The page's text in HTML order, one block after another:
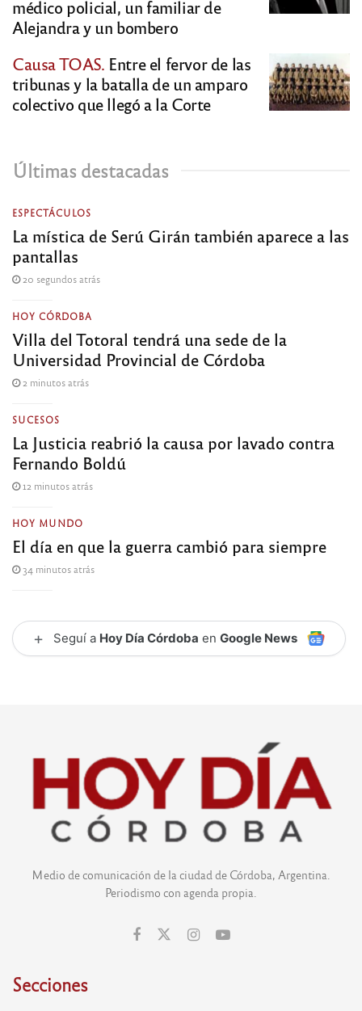
médico policial, un familiar de
Alejandra y un bombero
Causa TOAS. Entre el fervor de las
tribunas y la batalla de un amparo
colectivo que llegó a la Corte
Últimas destacadas
ESPECTÁCULOS
La mística de Serú Girán también aparece a las
pantallas
20 segundos atrás
HOY CÓRDOBA
Villa del Totoral tendrá una sede de la
Universidad Provincial de Córdoba
2 minutos atrás
SUCESOS
La Justicia reabrió la causa por lavado contra
Fernando Boldú
12 minutos atrás
HOY MUNDO
El día en que la guerra cambió para siempre
34 minutos atrás
+ Seguí a Hoy Día Córdoba en Google News
Medio de comunicación de la ciudad de Córdoba, Argentina.
Periodismo con agenda propia.
Secciones